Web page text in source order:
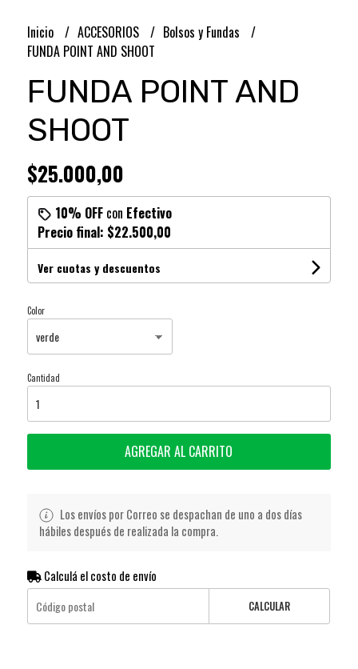
Inicio ACCESORIOS
Bolsos y Fundas
FUNDA POINT AND SHOOT
FUNDA POINT AND
SHOOT
$25.000,00
10% OFFcon Efectivo
Precio final: $22.500,00
Ver cuotas y descuentos
Color
Cantidad
AGREGAR AL CARRITO
Los envíos por Correo se despachan de uno a dos días
hábiles después de realizada la compra.
Calculá el costo de envío
CALCULAR